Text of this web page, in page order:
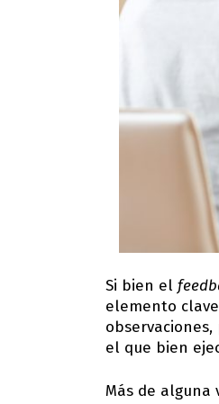
Si bien el
elemento
el que bien
Más de alguna